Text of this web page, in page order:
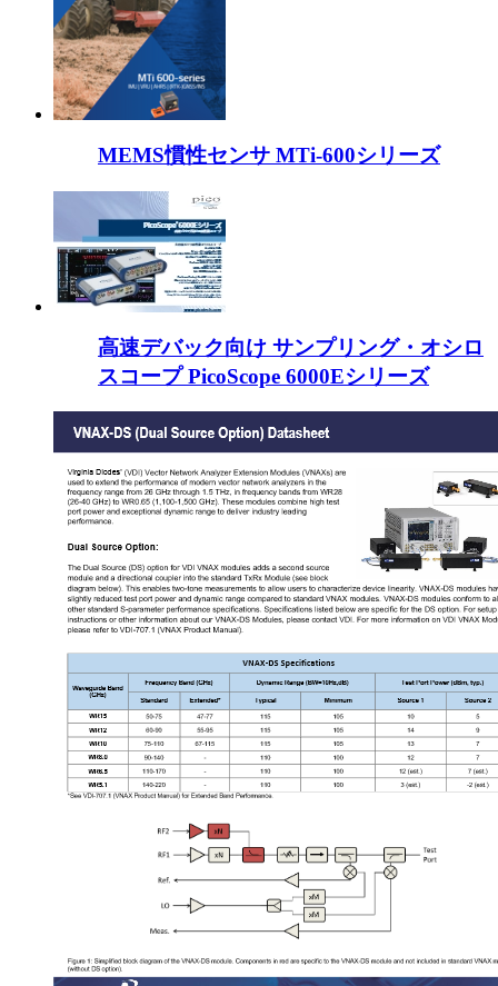
MEMS慣性センサ MTi-600シリーズ
高速デバック向け サンプリング・オシロ
スコープ PicoScope 6000Eシリーズ